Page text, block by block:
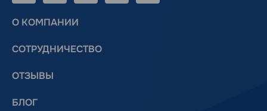
О КОМПАНИИ
СОТРУДНИЧЕСТВО
ОТЗЫВЫ
БЛОГ